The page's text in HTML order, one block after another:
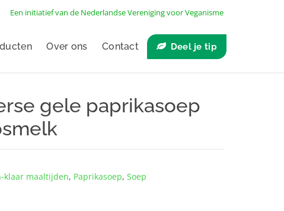
Een initiatief van de Nederlandse Vereniging voor Veganisme
Over ons Contact Deel je tip
gele paprikasoep
klaar maaltijden, Paprikasoep,Soep